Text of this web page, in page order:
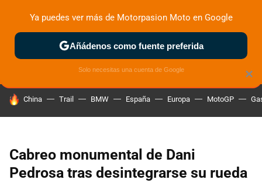
ZONA DE PRUEBAS DEPORTIVAS MOTOS ELÉCTRICAS
HOY SE HABLA DE
China Trail BMW España Europa MotoGP
Cabreo monumental de Dani
Pedrosa tras desintegrarse su rueda
×
Ya puedes ver más de Motorpasion Moto en Google
Añádenos como fuente preferida
Solo necesitas una cuenta de Google